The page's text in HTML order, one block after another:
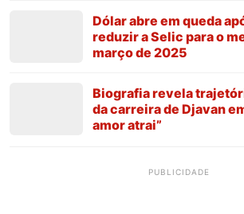
Dólar abre em queda
reduzir a Selic para o
março de 2025
Biografia revela
da carreira de Djavan
amor atrai”
PUBLICIDADE